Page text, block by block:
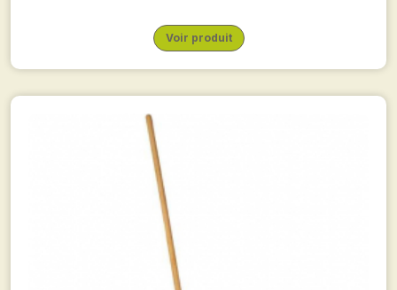
Voir produit